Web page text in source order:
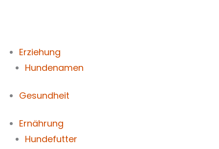
Erziehung
Hundenamen
Gesundheit
Ernährung
Hundefutter